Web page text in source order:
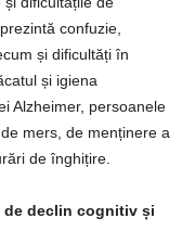
confuzie,
și dificultăți în
și igiena
Alzheimer, persoanele
mers, de menținere a
de înghițire.
de declin cognitiv și